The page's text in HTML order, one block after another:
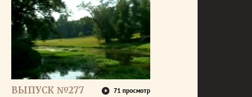
ВЫПУСК №277 71 просмотр